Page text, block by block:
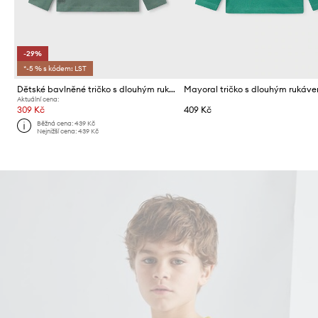
-29%
*-5 % s kódem: LST
Dětské bavlněné tričko s dlouhým rukávem Mayoral
Aktuální cena:
309 Kč
Běžná cena:439 Kč
Nejnižší cena:439 Kč
409 Kč